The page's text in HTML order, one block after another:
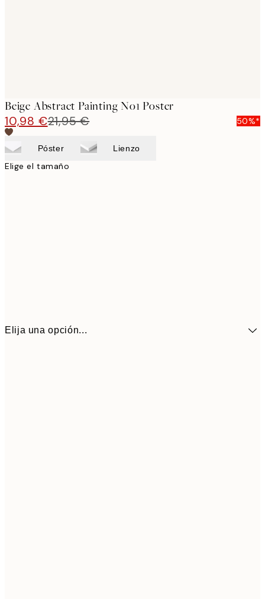
Beige Abstract Painting No1 Poster
10,98 €21,95 € 50%*
Póster Lienzo
Elige el tamaño
Elija una opción...